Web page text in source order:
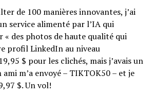
de 100 manières innovantes, j’ai
service alimenté par l’IA qui
« des photos de haute qualité qui
profil LinkedIn au niveau
$ pour les clichés, mais j’avais un
ami m’a envoyé – TIKTOK50 – et je
$. Un vol!